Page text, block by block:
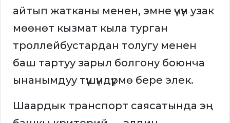
айтып жатканы менен, эмне үчүн узак
мөөнөт кызмат кыла турган
троллейбустардан толугу менен
баш тартуу зарыл болгону боюнча
ынанымдуу түшүндүрмө бере элек.
Шаардык транспорт саясатында эң